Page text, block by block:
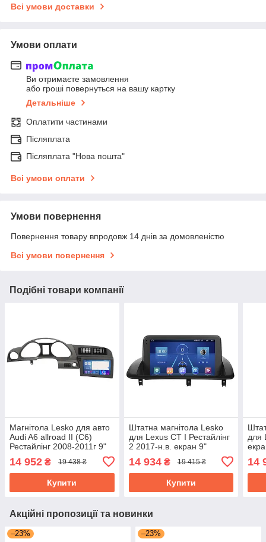
Всі умови доставки
Умови оплати
Ви отримаєте замовлення
або гроші повернуться на вашу картку
Детальніше
Оплатити частинами
Післяплата
Післяплата "Нова пошта"
Всі умови оплати
Умови повернення
Повернення товару впродовж 14 днів за домовленістю
Всі умови повернення
Подібні товари компанії
Магнітола Lesko для авто
Audi A6 allroad II (C6)
Рестайлінг 2008-2011г 9"
2/32Gb CarPlay 4G Wi-Fi
GPS Prime
14 952 ₴ 19 438 ₴
Купити
Штатна магнітола Lesko
для Lexus CT I Рестайлінг
2 2017-н.в. екран 9"
4/32Gb 4G Wi-Fi GPS Top
Лексус
14 934₴ 19 415 ₴
Купити
для
14
Акційні пропозиції та новинки
–23% –23%